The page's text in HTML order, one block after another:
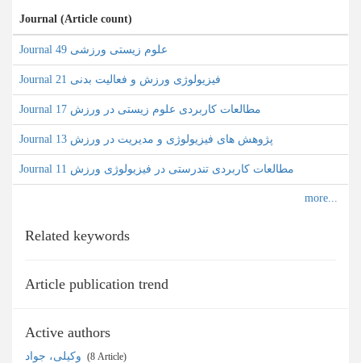
Journal (Article count)
Journal علوم زیستی ورزشی 49
Journal فیزیولوژی ورزش و فعالیت بدنی 21
Journal مطالعات کاربردی علوم زیستی در ورزش 17
Journal پژوهش های فیزیولوژی و مدیریت در ورزش 13
Journal مطالعات کاربردی تندرستی در فیزیولوژی ورزش 11
Related keywords
Article publication trend
Active authors
‎ (8 Article)